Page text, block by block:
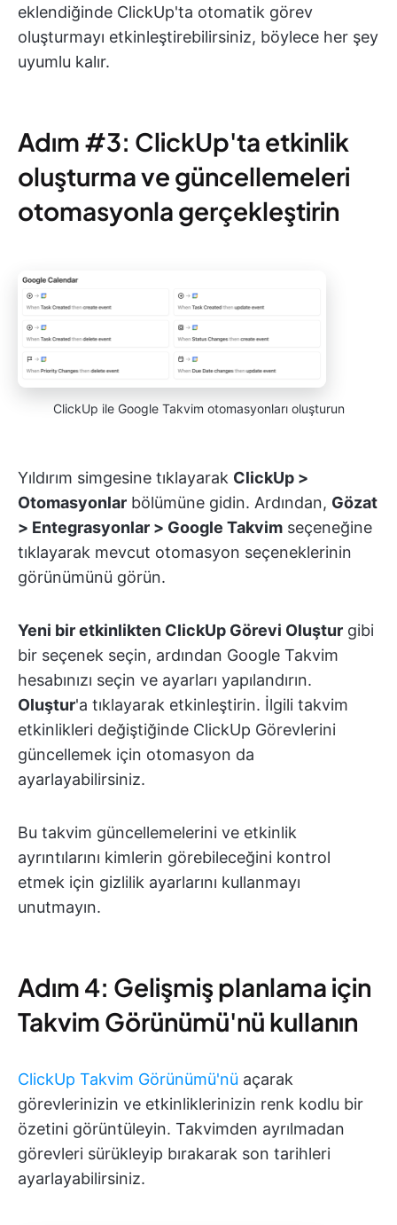
eklendiğinde ClickUp'ta otomatik görev
oluşturmayı etkinleştirebilirsiniz, böylece her şey
uyumlu kalır.
Adım #3: ClickUp'ta etkinlik
oluşturma ve güncellemeleri
otomasyonla gerçekleştirin
ClickUp ile Google Takvim otomasyonları oluşturun
Yıldırım simgesine tıklayarak ClickUp >
Otomasyonlar bölümüne gidin. Ardından, Gözat
> Entegrasyonlar > Google Takvim seçeneğine
tıklayarak mevcut otomasyon seçeneklerinin
görünümünü görün.
Yeni bir etkinlikten ClickUp Görevi Oluştur gibi
bir seçenek seçin, ardından Google Takvim
hesabınızı seçin ve ayarları yapılandırın.
Oluştur'a tıklayarak etkinleştirin. İlgili takvim
etkinlikleri değiştiğinde ClickUp Görevlerini
güncellemek için otomasyon da
ayarlayabilirsiniz.
Bu takvim güncellemelerini ve etkinlik
ayrıntılarını kimlerin görebileceğini kontrol
etmek için gizlilik ayarlarını kullanmayı
unutmayın.
Adım 4: Gelişmiş planlama için
Takvim Görünümü'nü kullanın
ClickUp Takvim Görünümü'nü açarak
görevlerinizin ve etkinliklerinizin renk kodlu bir
özetini görüntüleyin. Takvimden ayrılmadan
görevleri sürükleyip bırakarak son tarihleri
ayarlayabilirsiniz.